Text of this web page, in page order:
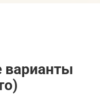
варианты